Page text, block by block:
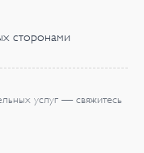
сторонами
услуг — свяжитесь